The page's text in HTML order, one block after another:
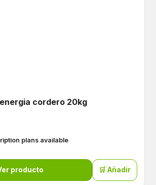
cordero 20kg
plans available
producto 🛒 Añadir